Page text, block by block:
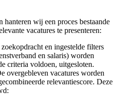
wij een proces bestaande
vacatures te presenteren:
en ingestelde filters
en salaris) worden
criteria voldoen, uitgesloten.
overgebleven vacatures worden
relevantiescore. Deze